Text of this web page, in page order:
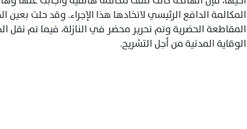
المكالمة الدافع الرئيسي لاتخادها هذا الإجراء. وقد حلت
المقاطعة الحضرية وتم تحرير محضر في النازلة، فيما تم
الوقاية المدنية من أجل التشريح.